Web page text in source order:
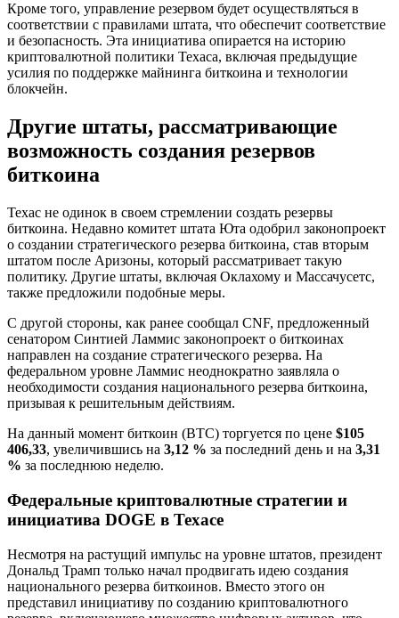
Кроме того, управление резервом будет осуществляться в
соответствии с правилами штата, что обеспечит соответствие
и безопасность. Эта инициатива опирается на историю
криптовалютной политики Техаса, включая предыдущие
усилия по поддержке майнинга биткоина и технологии
блокчейн.
Другие штаты, рассматривающие
возможность создания резервов
биткоина
Техас не одинок в своем стремлении создать резервы
биткоина. Недавно комитет штата Юта одобрил законопроект
о создании стратегического резерва биткоина, став вторым
штатом после Аризоны, который рассматривает такую
политику. Другие штаты, включая Оклахому и Массачусетс,
также предложили подобные меры.
С другой стороны, как ранее сообщал CNF, предложенный
сенатором Синтией Ламмис законопроект о биткоинах
направлен на создание стратегического резерва. На
федеральном уровне Ламмис неоднократно заявляла о
необходимости создания национального резерва биткоина,
призывая к решительным действиям.
На данный момент биткоин (BTC) торгуется по цене $105
406,33, увеличившись на 3,12 % за последний день и на 3,31
% за последнюю неделю.
Федеральные криптовалютные стратегии и
инициатива DOGE в Техасе
Несмотря на растущий импульс на уровне штатов, президент
Дональд Трамп только начал продвигать идею создания
национального резерва биткоинов. Вместо этого он
представил инициативу по созданию криптовалютного